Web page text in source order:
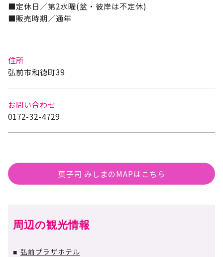
■定休日／第2水曜(盆・彼岸は不定休)
■販売時期／通年
住所
弘前市和徳町39
お問い合わせ
0172-32-4729
菓子司 みしまのMAPはこちら
周辺の観光情報
■ 弘前プラザホテル